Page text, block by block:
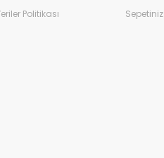
Politikası
Sepetiniz